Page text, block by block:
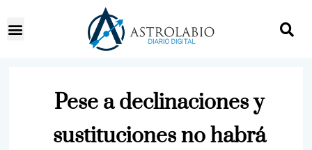
Pese a declinaciones y
sustituciones no habrá